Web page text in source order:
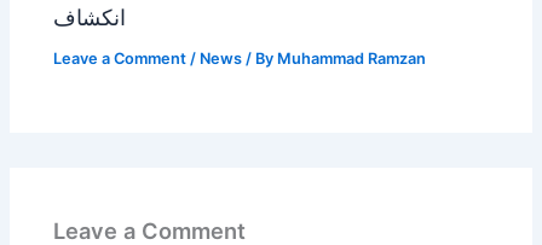
انکشاف
Leave a Comment / News / By Muhammad Ramzan
Leave a Comment